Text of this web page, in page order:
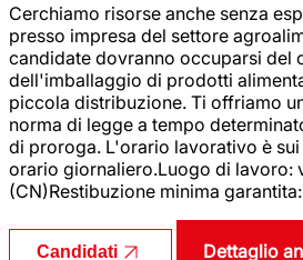
Cerchiamo risorse anche senza
presso impresa del settore
candidate dovranno occuparsi del
dell'imballaggio di prodotti
piccola distribuzione. Ti offriamo
norma di legge a tempo
di proroga. L'orario lavorativo è
orario giornaliero.Luogo di lavoro:
(CN)Restibuzione minima
Candidati Dettaglio